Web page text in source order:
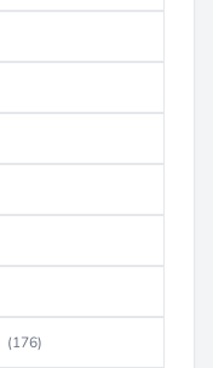
(176)